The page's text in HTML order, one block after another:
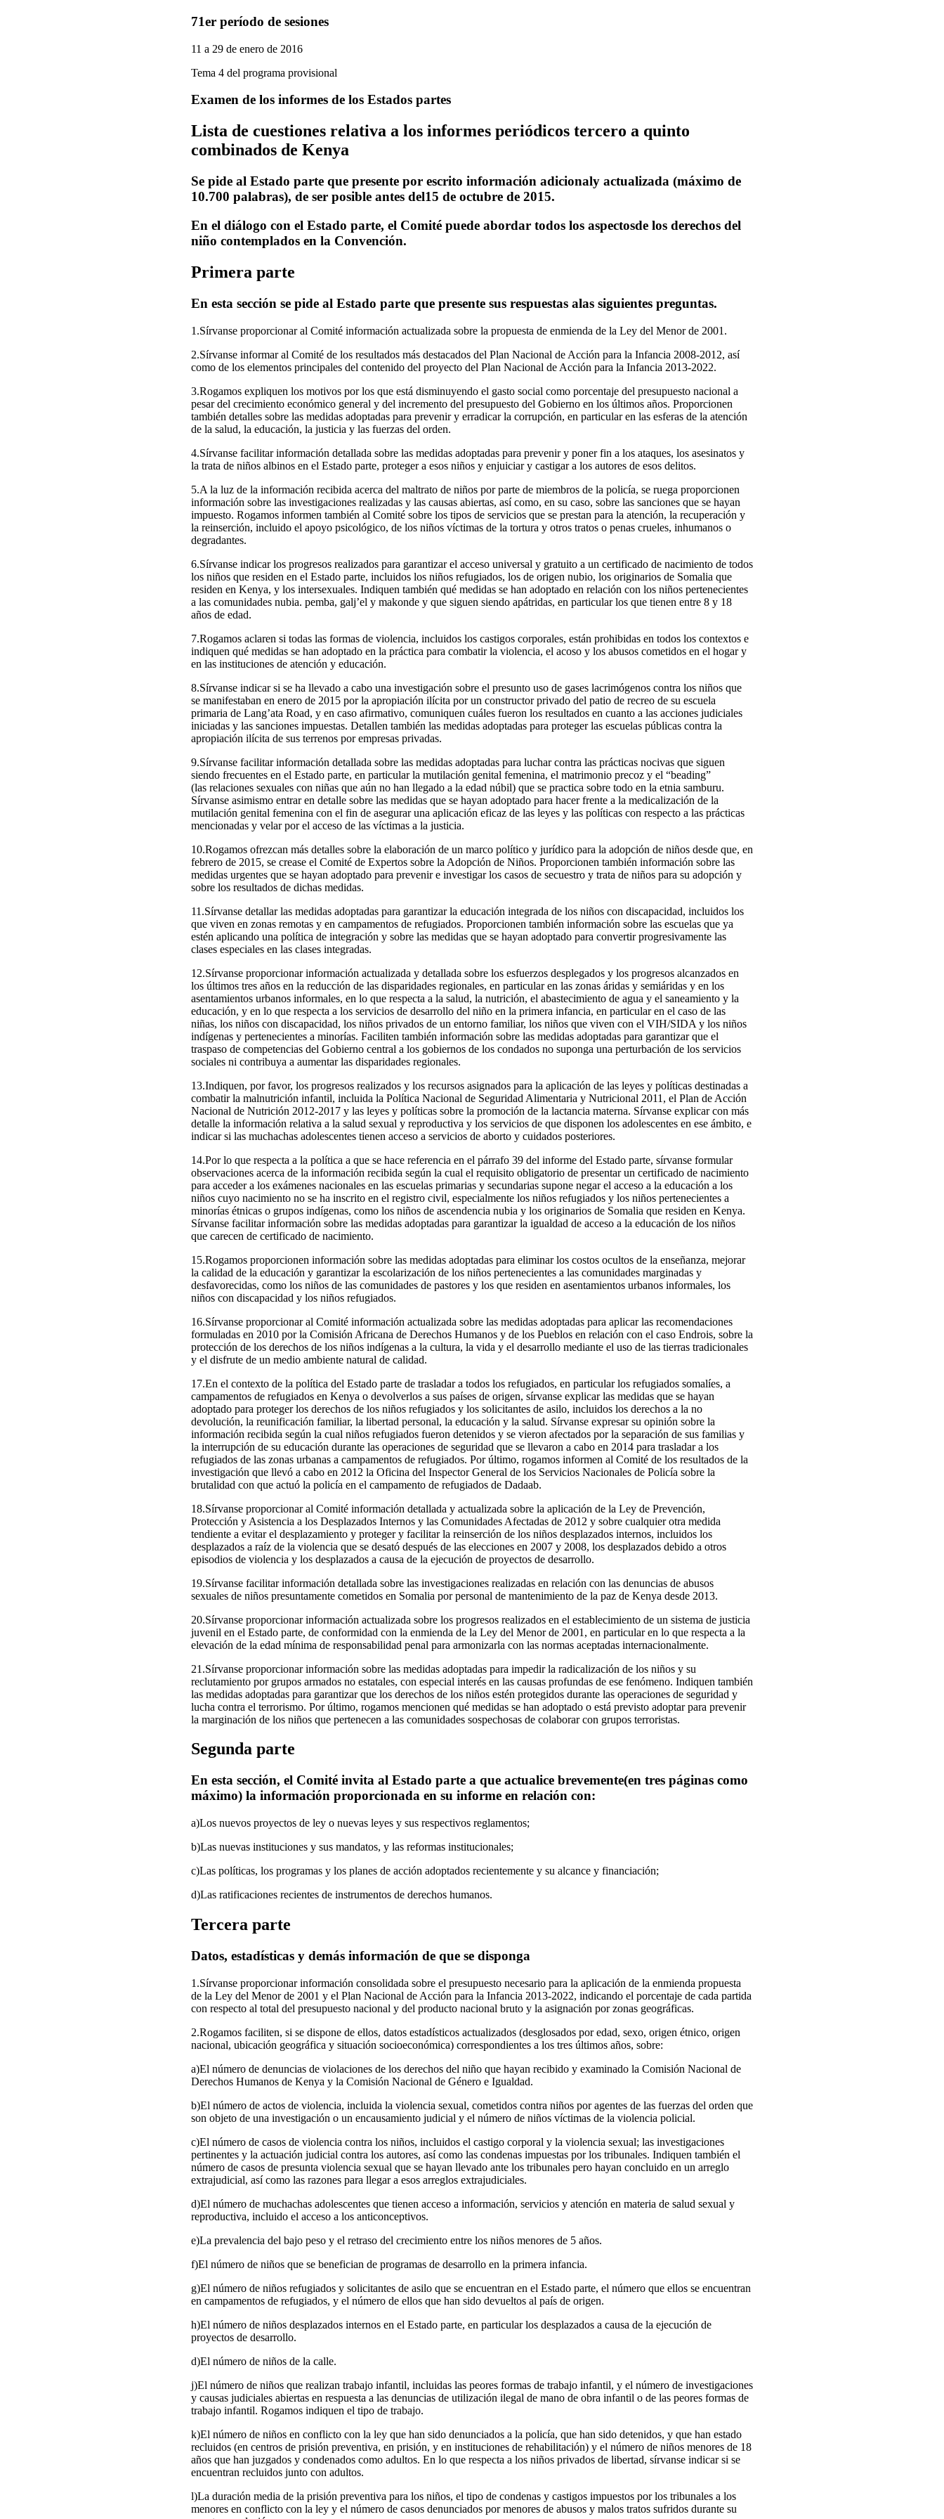
71er período de sesiones
11 a 29 de enero de 2016
Tema 4 del programa provisional
Examen de los informes de los Estados partes
Lista de cuestiones relativa a los informes periódicos tercero a quinto
combinados de Kenya
Se pide al Estado parte que presente por escrito información adicionaly actualizada (máximo de
10.700 palabras), de ser posible antes del15 de octubre de 2015.
En el diálogo con el Estado parte, el Comité puede abordar todos los aspectosde los derechos del
niño contemplados en la Convención.
Primera parte
En esta sección se pide al Estado parte que presente sus respuestas alas siguientes preguntas.
1.Sírvanse proporcionar al Comité información actualizada sobre la propuesta de enmienda de la Ley del Menor de 2001.
2.Sírvanse informar al Comité de los resultados más destacados del Plan Nacional de Acción para la Infancia 2008-2012, así
como de los elementos principales del contenido del proyecto del Plan Nacional de Acción para la Infancia 2013-2022.
3.Rogamos expliquen los motivos por los que está disminuyendo el gasto social como porcentaje del presupuesto nacional a
pesar del crecimiento económico general y del incremento del presupuesto del Gobierno en los últimos años. Proporcionen
también detalles sobre las medidas adoptadas para prevenir y erradicar la corrupción, en particular en las esferas de la atención
de la salud, la educación, la justicia y las fuerzas del orden.
4.Sírvanse facilitar información detallada sobre las medidas adoptadas para prevenir y poner fin a los ataques, los asesinatos y
la trata de niños albinos en el Estado parte, proteger a esos niños y enjuiciar y castigar a los autores de esos delitos.
5.A la luz de la información recibida acerca del maltrato de niños por parte de miembros de la policía, se ruega proporcionen
información sobre las investigaciones realizadas y las causas abiertas, así como, en su caso, sobre las sanciones que se hayan
impuesto. Rogamos informen también al Comité sobre los tipos de servicios que se prestan para la atención, la recuperación y
la reinserción, incluido el apoyo psicológico, de los niños víctimas de la tortura y otros tratos o penas crueles, inhumanos o
degradantes.
6.Sírvanse indicar los progresos realizados para garantizar el acceso universal y gratuito a un certificado de nacimiento de todos
los niños que residen en el Estado parte, incluidos los niños refugiados, los de origen nubio, los originarios de Somalia que
residen en Kenya, y los intersexuales. Indiquen también qué medidas se han adoptado en relación con los niños pertenecientes
a las comunidades nubia. pemba, galj’el y makonde y que siguen siendo apátridas, en particular los que tienen entre 8 y 18
años de edad.
7.Rogamos aclaren si todas las formas de violencia, incluidos los castigos corporales, están prohibidas en todos los contextos e
indiquen qué medidas se han adoptado en la práctica para combatir la violencia, el acoso y los abusos cometidos en el hogar y
en las instituciones de atención y educación.
8.Sírvanse indicar si se ha llevado a cabo una investigación sobre el presunto uso de gases lacrimógenos contra los niños que
se manifestaban en enero de 2015 por la apropiación ilícita por un constructor privado del patio de recreo de su escuela
primaria de Lang’ata Road, y en caso afirmativo, comuniquen cuáles fueron los resultados en cuanto a las acciones judiciales
iniciadas y las sanciones impuestas. Detallen también las medidas adoptadas para proteger las escuelas públicas contra la
apropiación ilícita de sus terrenos por empresas privadas.
9.Sírvanse facilitar información detallada sobre las medidas adoptadas para luchar contra las prácticas nocivas que siguen
siendo frecuentes en el Estado parte, en particular la mutilación genital femenina, el matrimonio precoz y el “beading”
(las relaciones sexuales con niñas que aún no han llegado a la edad núbil) que se practica sobre todo en la etnia samburu.
Sírvanse asimismo entrar en detalle sobre las medidas que se hayan adoptado para hacer frente a la medicalización de la
mutilación genital femenina con el fin de asegurar una aplicación eficaz de las leyes y las políticas con respecto a las prácticas
mencionadas y velar por el acceso de las víctimas a la justicia.
10.Rogamos ofrezcan más detalles sobre la elaboración de un marco político y jurídico para la adopción de niños desde que, en
febrero de 2015, se crease el Comité de Expertos sobre la Adopción de Niños. Proporcionen también información sobre las
medidas urgentes que se hayan adoptado para prevenir e investigar los casos de secuestro y trata de niños para su adopción y
sobre los resultados de dichas medidas.
11.Sírvanse detallar las medidas adoptadas para garantizar la educación integrada de los niños con discapacidad, incluidos los
que viven en zonas remotas y en campamentos de refugiados. Proporcionen también información sobre las escuelas que ya
estén aplicando una política de integración y sobre las medidas que se hayan adoptado para convertir progresivamente las
clases especiales en las clases integradas.
12.Sírvanse proporcionar información actualizada y detallada sobre los esfuerzos desplegados y los progresos alcanzados en
los últimos tres años en la reducción de las disparidades regionales, en particular en las zonas áridas y semiáridas y en los
asentamientos urbanos informales, en lo que respecta a la salud, la nutrición, el abastecimiento de agua y el saneamiento y la
educación, y en lo que respecta a los servicios de desarrollo del niño en la primera infancia, en particular en el caso de las
niñas, los niños con discapacidad, los niños privados de un entorno familiar, los niños que viven con el VIH/SIDA y los niños
indígenas y pertenecientes a minorías. Faciliten también información sobre las medidas adoptadas para garantizar que el
traspaso de competencias del Gobierno central a los gobiernos de los condados no suponga una perturbación de los servicios
sociales ni contribuya a aumentar las disparidades regionales.
13.Indiquen, por favor, los progresos realizados y los recursos asignados para la aplicación de las leyes y políticas destinadas a
combatir la malnutrición infantil, incluida la Política Nacional de Seguridad Alimentaria y Nutricional 2011, el Plan de Acción
Nacional de Nutrición 2012-2017 y las leyes y políticas sobre la promoción de la lactancia materna. Sírvanse explicar con más
detalle la información relativa a la salud sexual y reproductiva y los servicios de que disponen los adolescentes en ese ámbito, e
indicar si las muchachas adolescentes tienen acceso a servicios de aborto y cuidados posteriores.
14.Por lo que respecta a la política a que se hace referencia en el párrafo 39 del informe del Estado parte, sírvanse formular
observaciones acerca de la información recibida según la cual el requisito obligatorio de presentar un certificado de nacimiento
para acceder a los exámenes nacionales en las escuelas primarias y secundarias supone negar el acceso a la educación a los
niños cuyo nacimiento no se ha inscrito en el registro civil, especialmente los niños refugiados y los niños pertenecientes a
minorías étnicas o grupos indígenas, como los niños de ascendencia nubia y los originarios de Somalia que residen en Kenya.
Sírvanse facilitar información sobre las medidas adoptadas para garantizar la igualdad de acceso a la educación de los niños
que carecen de certificado de nacimiento.
15.Rogamos proporcionen información sobre las medidas adoptadas para eliminar los costos ocultos de la enseñanza, mejorar
la calidad de la educación y garantizar la escolarización de los niños pertenecientes a las comunidades marginadas y
desfavorecidas, como los niños de las comunidades de pastores y los que residen en asentamientos urbanos informales, los
niños con discapacidad y los niños refugiados.
16.Sírvanse proporcionar al Comité información actualizada sobre las medidas adoptadas para aplicar las recomendaciones
formuladas en 2010 por la Comisión Africana de Derechos Humanos y de los Pueblos en relación con el caso Endrois, sobre la
protección de los derechos de los niños indígenas a la cultura, la vida y el desarrollo mediante el uso de las tierras tradicionales
y el disfrute de un medio ambiente natural de calidad.
17.En el contexto de la política del Estado parte de trasladar a todos los refugiados, en particular los refugiados somalíes, a
campamentos de refugiados en Kenya o devolverlos a sus países de origen, sírvanse explicar las medidas que se hayan
adoptado para proteger los derechos de los niños refugiados y los solicitantes de asilo, incluidos los derechos a la no
devolución, la reunificación familiar, la libertad personal, la educación y la salud. Sírvanse expresar su opinión sobre la
información recibida según la cual niños refugiados fueron detenidos y se vieron afectados por la separación de sus familias y
la interrupción de su educación durante las operaciones de seguridad que se llevaron a cabo en 2014 para trasladar a los
refugiados de las zonas urbanas a campamentos de refugiados. Por último, rogamos informen al Comité de los resultados de la
investigación que llevó a cabo en 2012 la Oficina del Inspector General de los Servicios Nacionales de Policía sobre la
brutalidad con que actuó la policía en el campamento de refugiados de Dadaab.
18.Sírvanse proporcionar al Comité información detallada y actualizada sobre la aplicación de la Ley de Prevención,
Protección y Asistencia a los Desplazados Internos y las Comunidades Afectadas de 2012 y sobre cualquier otra medida
tendiente a evitar el desplazamiento y proteger y facilitar la reinserción de los niños desplazados internos, incluidos los
desplazados a raíz de la violencia que se desató después de las elecciones en 2007 y 2008, los desplazados debido a otros
episodios de violencia y los desplazados a causa de la ejecución de proyectos de desarrollo.
19.Sírvanse facilitar información detallada sobre las investigaciones realizadas en relación con las denuncias de abusos
sexuales de niños presuntamente cometidos en Somalia por personal de mantenimiento de la paz de Kenya desde 2013.
20.Sírvanse proporcionar información actualizada sobre los progresos realizados en el establecimiento de un sistema de justicia
juvenil en el Estado parte, de conformidad con la enmienda de la Ley del Menor de 2001, en particular en lo que respecta a la
elevación de la edad mínima de responsabilidad penal para armonizarla con las normas aceptadas internacionalmente.
21.Sírvanse proporcionar información sobre las medidas adoptadas para impedir la radicalización de los niños y su
reclutamiento por grupos armados no estatales, con especial interés en las causas profundas de ese fenómeno. Indiquen también
las medidas adoptadas para garantizar que los derechos de los niños estén protegidos durante las operaciones de seguridad y
lucha contra el terrorismo. Por último, rogamos mencionen qué medidas se han adoptado o está previsto adoptar para prevenir
la marginación de los niños que pertenecen a las comunidades sospechosas de colaborar con grupos terroristas.
Segunda parte
En esta sección, el Comité invita al Estado parte a que actualice brevemente(en tres páginas como
máximo) la información proporcionada en su informe en relación con:
a)Los nuevos proyectos de ley o nuevas leyes y sus respectivos reglamentos;
b)Las nuevas instituciones y sus mandatos, y las reformas institucionales;
c)Las políticas, los programas y los planes de acción adoptados recientemente y su alcance y financiación;
d)Las ratificaciones recientes de instrumentos de derechos humanos.
Tercera parte
Datos, estadísticas y demás información de que se disponga
1.Sírvanse proporcionar información consolidada sobre el presupuesto necesario para la aplicación de la enmienda propuesta
de la Ley del Menor de 2001 y el Plan Nacional de Acción para la Infancia 2013-2022, indicando el porcentaje de cada partida
con respecto al total del presupuesto nacional y del producto nacional bruto y la asignación por zonas geográficas.
2.Rogamos faciliten, si se dispone de ellos, datos estadísticos actualizados (desglosados por edad, sexo, origen étnico, origen
nacional, ubicación geográfica y situación socioeconómica) correspondientes a los tres últimos años, sobre:
a)El número de denuncias de violaciones de los derechos del niño que hayan recibido y examinado la Comisión Nacional de
Derechos Humanos de Kenya y la Comisión Nacional de Género e Igualdad.
b)El número de actos de violencia, incluida la violencia sexual, cometidos contra niños por agentes de las fuerzas del orden que
son objeto de una investigación o un encausamiento judicial y el número de niños víctimas de la violencia policial.
c)El número de casos de violencia contra los niños, incluidos el castigo corporal y la violencia sexual; las investigaciones
pertinentes y la actuación judicial contra los autores, así como las condenas impuestas por los tribunales. Indiquen también el
número de casos de presunta violencia sexual que se hayan llevado ante los tribunales pero hayan concluido en un arreglo
extrajudicial, así como las razones para llegar a esos arreglos extrajudiciales.
d)El número de muchachas adolescentes que tienen acceso a información, servicios y atención en materia de salud sexual y
reproductiva, incluido el acceso a los anticonceptivos.
e)La prevalencia del bajo peso y el retraso del crecimiento entre los niños menores de 5 años.
f)El número de niños que se benefician de programas de desarrollo en la primera infancia.
g)El número de niños refugiados y solicitantes de asilo que se encuentran en el Estado parte, el número que ellos se encuentran
en campamentos de refugiados, y el número de ellos que han sido devueltos al país de origen.
h)El número de niños desplazados internos en el Estado parte, en particular los desplazados a causa de la ejecución de
proyectos de desarrollo.
d)El número de niños de la calle.
j)El número de niños que realizan trabajo infantil, incluidas las peores formas de trabajo infantil, y el número de investigaciones
y causas judiciales abiertas en respuesta a las denuncias de utilización ilegal de mano de obra infantil o de las peores formas de
trabajo infantil. Rogamos indiquen el tipo de trabajo.
k)El número de niños en conflicto con la ley que han sido denunciados a la policía, que han sido detenidos, y que han estado
recluidos (en centros de prisión preventiva, en prisión, y en instituciones de rehabilitación) y el número de niños menores de 18
años que han juzgados y condenados como adultos. En lo que respecta a los niños privados de libertad, sírvanse indicar si se
encuentran recluidos junto con adultos.
l)La duración media de la prisión preventiva para los niños, el tipo de condenas y castigos impuestos por los tribunales a los
menores en conflicto con la ley y el número de casos denunciados por menores de abusos y malos tratos sufridos durante su